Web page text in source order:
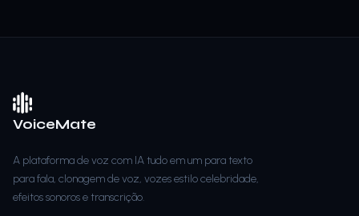
VoiceMate
A plataforma de voz com IA tudo em um para texto
para fala, clonagem de voz, vozes estilo celebridade,
efeitos sonoros e transcrição.